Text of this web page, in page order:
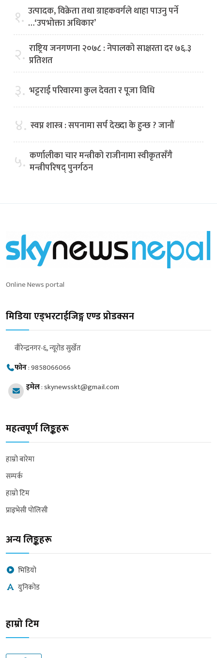
१. उत्पादक, विक्रेता तथा ग्राहकवर्गले थाहा पाउनु पर्ने
…‘उपभोक्ता अधिकार’
२. राष्ट्रिय जनगणना २०७८ : नेपालको साक्षरता दर ७६.३
प्रतिशत
३. भट्टराई परिवारमा कुल देवता र पूजा विधि
४. स्वप्न शास्त्र : सपनामा सर्प देख्दा के हुन्छ ? जानौं
५. कर्णालीका चार मन्त्रीको राजीनामा स्वीकृतसँगै
मन्त्रीपरिषद् पुनर्गठन
Online News portal
मिडिया एड्भरटाईजिङ्ग एण्ड प्रोडक्सन
वीरेन्द्रनगर-६, न्यूरोड सुर्खेत
फोन:9858066066
इमेल:skynewsskt@gmail.com
महत्वपूर्ण लिङ्कहरू
हाम्रो बारेमा
सम्पर्क
हाम्रो टिम
प्राइभेसी पोलिसी
अन्य लिङ्कहरू
भिडियो
युनिकोड
हाम्रो टिम